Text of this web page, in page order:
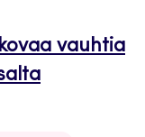
vauhtia